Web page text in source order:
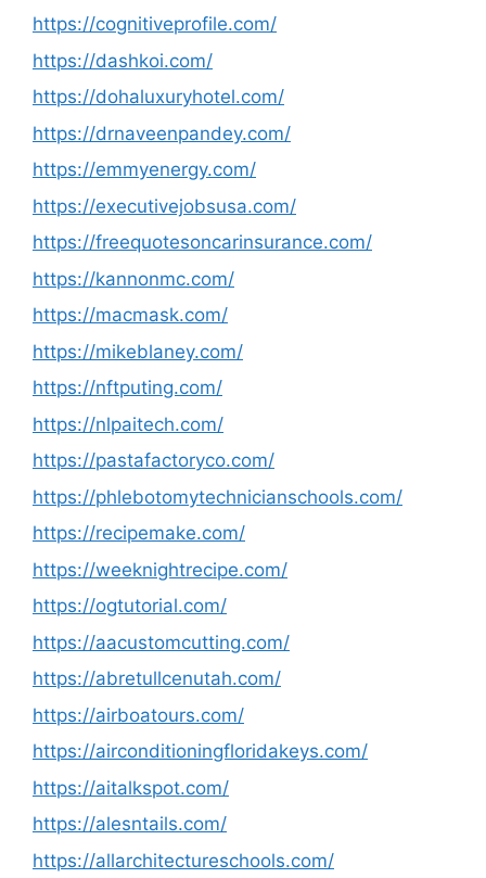
https://cognitiveprofile.com/
https://dashkoi.com/
https://dohaluxuryhotel.com/
https://drnaveenpandey.com/
https://emmyenergy.com/
https://executivejobsusa.com/
https://freequotesoncarinsurance.com/
https://kannonmc.com/
https://macmask.com/
https://mikeblaney.com/
https://nftputing.com/
https://nlpaitech.com/
https://pastafactoryco.com/
https://phlebotomytechnicianschools.com/
https://recipemake.com/
https://weeknightrecipe.com/
https://ogtutorial.com/
https://aacustomcutting.com/
https://abretullcenutah.com/
https://airboatours.com/
https://airconditioningfloridakeys.com/
https://aitalkspot.com/
https://alesntails.com/
https://allarchitectureschools.com/